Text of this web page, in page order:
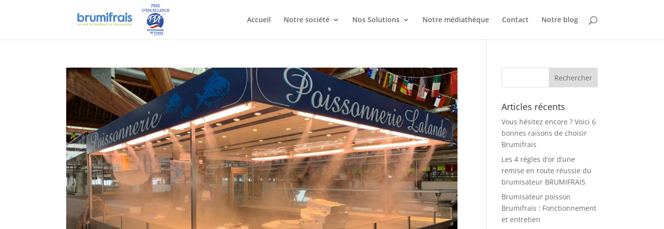
Accueil Notre société Nos Solutions Notre médiathèque Contact Notre blog
Articles récents
Vous hésitez encore ? Voici 6
bonnes raisons de choisir
Brumifrais
Les 4 règles d’or d’une
remise en route réussie du
brumisateur BRUMIFRAIS
Brumisateur poisson
Brumifrais : Fonctionnement
et entretien